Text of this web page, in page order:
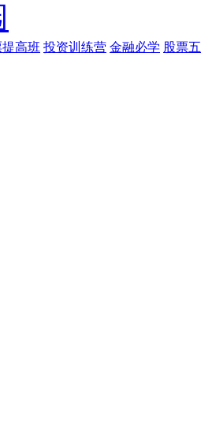
提高班 投资训练营 金融必学 股票